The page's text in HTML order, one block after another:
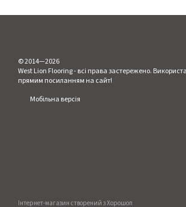
© 2014—2026
West Lion Flooring - всі права застережено.
прямим посиланням на сайт!
Мобільна версія
Інтернет-магазин створений з Хорошоп